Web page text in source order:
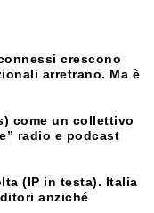
crescono
arretrano. Ma è
come un collettivo
radio e podcast
(IP in testa). Italia
anziché